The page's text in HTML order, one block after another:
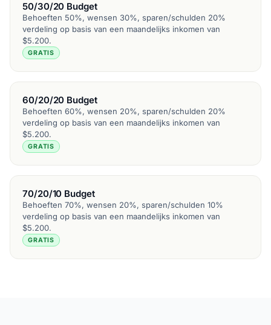
50/30/20 Budget
Behoeften 50%, wensen 30%, sparen/schulden 20%
verdeling op basis van een maandelijks inkomen van
$5.200.
GRATIS
60/20/20 Budget
Behoeften 60%, wensen 20%, sparen/schulden 20%
verdeling op basis van een maandelijks inkomen van
$5.200.
GRATIS
70/20/10 Budget
Behoeften 70%, wensen 20%, sparen/schulden 10%
verdeling op basis van een maandelijks inkomen van
$5.200.
GRATIS